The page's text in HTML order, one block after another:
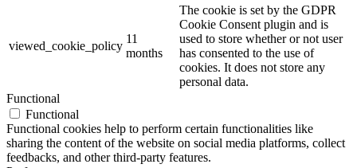
viewed_cookie_policy
11
months
The cookie is set by the GDPR
Cookie Consent plugin and is
used to store whether or not user
has consented to the use of
cookies. It does not store any
personal data.
Functional
Functional
Functional cookies help to perform certain functionalities like
sharing the content of the website on social media platforms, collect
feedbacks, and other third-party features.